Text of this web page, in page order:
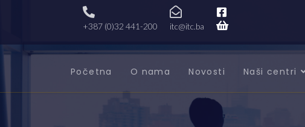
+387 (0)32 441-200 itc@itc.ba
Početna O nama Novosti Naši centri